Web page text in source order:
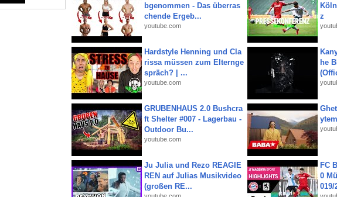
bgenommen - Das überras
chende Ergeb...
youtube.com
z
Hardstyle Henning und Cla
rissa müssen zum Elternge
spräch? | ...
youtube.com
he
GRUBENHAUS 2.0 Bushcra
ft Shelter #007 - Lagerbau -
Outdoor Bu...
youtube.com
Ju Julia und Rezo REAGIE
REN auf Julias Musikvideo
(großen RE...
FC
0
019/